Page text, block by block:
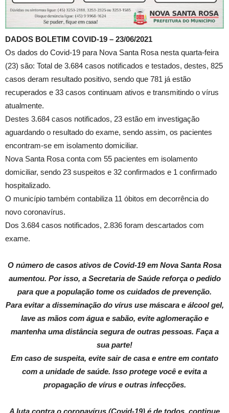
DADOS BOLETIM COVID-19 – 23/06/2021
Os dados do Covid-19 para Nova Santa Rosa nesta quarta-feira
(23) são: Total de 3.684 casos notificados e testados, destes, 825
casos deram resultado positivo, sendo que 781 já estão
recuperados e 33 casos continuam ativos e transmitindo o vírus
atualmente.
Destes 3.684 casos notificados, 23 estão em investigação
aguardando o resultado do exame, sendo assim, os pacientes
encontram-se em isolamento domiciliar.
Nova Santa Rosa conta com 55 pacientes em isolamento
domiciliar, sendo 23 suspeitos e 32 confirmados e 1 confirmado
hospitalizado.
O município também contabiliza 11 óbitos em decorrência do
novo coronavírus.
Dos 3.684 casos notificados, 2.836 foram descartados com
exame.
O número de casos ativos de Covid-19 em Nova Santa Rosa
aumentou. Por isso, a Secretaria de Saúde reforça o pedido
para que a população tome os cuidados de prevenção.
Para evitar a disseminação do vírus use máscara e álcool gel,
lave as mãos com água e sabão, evite aglomeração e
mantenha uma distância segura de outras pessoas. Faça a
sua parte!
Em caso de suspeita, evite sair de casa e entre em contato
com a unidade de saúde. Isso protege você e evita a
propagação de vírus e outras infecções.